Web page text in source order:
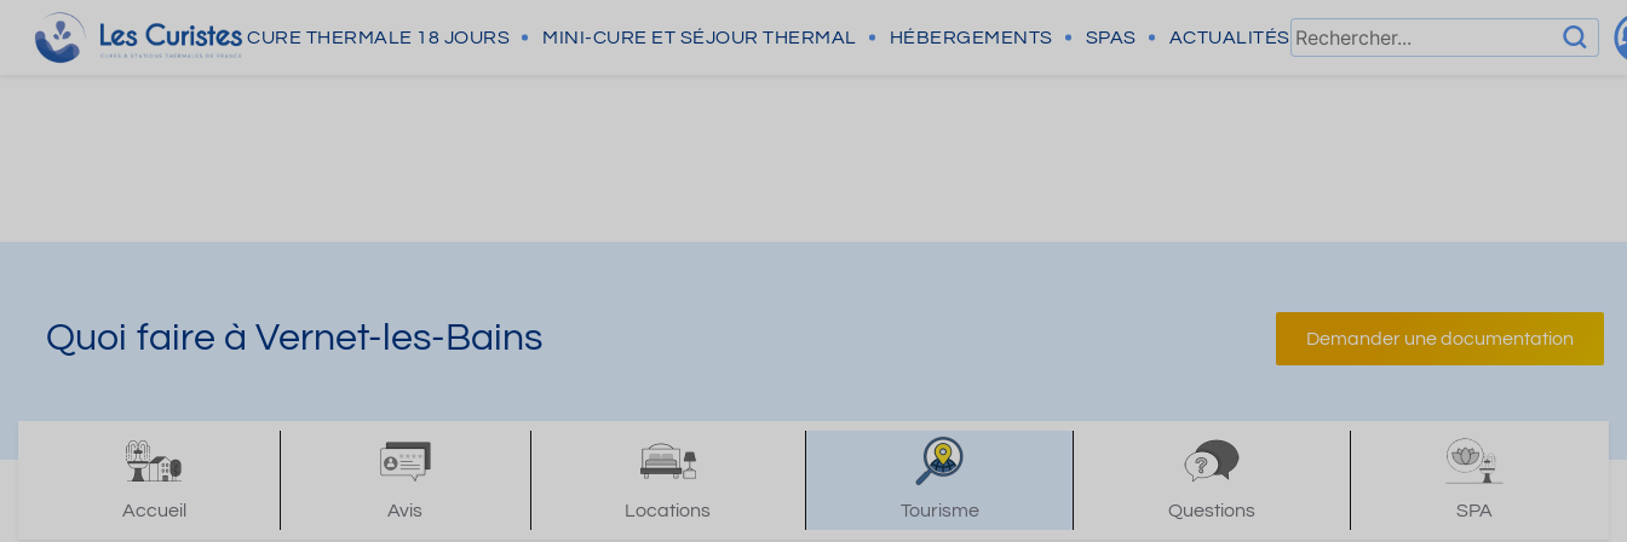
CURE THERMALE 18 JOURS MINI-CURE ET SÉJOUR THERMAL HÉBERGEMENTS SPAS ACTUALITÉS
Quoi faire à Vernet-les-Bains Demander une documentation
Accueil Avis Locations Tourisme Questions SPA